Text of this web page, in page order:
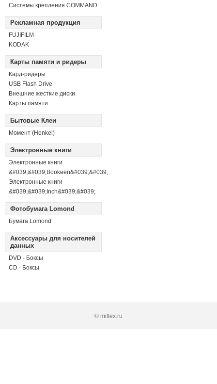
Системы крепления COMMAND
Рекламная продукция
FUJIFILM
KODAK
Карты памяти и ридеры
Кард-ридеры
USB Flash Drive
Внешние жесткие диски
Карты памяти
Бытовые Клеи
Момент (Henkel)
Электронные книги
Электронные книги
&#039;&#039;Bookeen&#039;&#039;
Электронные книги
&#039;&#039;Inch&#039;&#039;
Фотобумага Lomond
Бумага Lomond
Аксессуары для носителей
данных
DVD - Боксы
CD - Боксы
© miltex.ru